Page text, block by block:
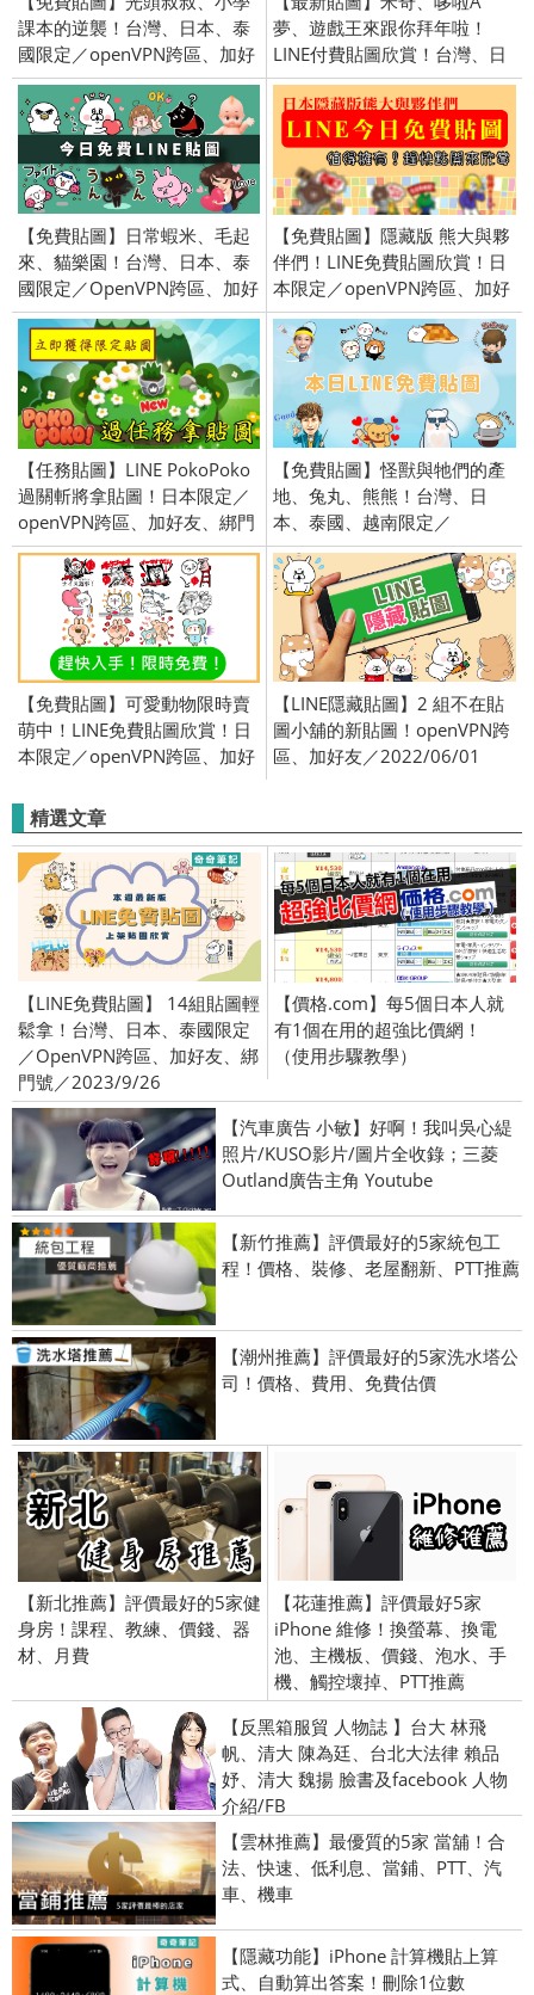
課本的逆襲！台灣、日本、泰
國限定／openVPN跨區、加好
友、綁門號／2017/2/7
夢、遊戲王來跟你拜年啦！
LINE付費貼圖欣賞！台灣、日
本、泰國限定／openVPN跨區
／2015/12/31
【免費貼圖】日常蝦米、毛起
來、貓樂園！台灣、日本、泰
國限定／OpenVPN跨區、加好
友、綁門號／2021/7/6
【免費貼圖】隱藏版 熊大與夥
伴們！LINE免費貼圖欣賞！日
本限定／openVPN跨區、加好
友、綁門號／2016/9/2
【任務貼圖】LINE PokoPoko
過關斬將拿貼圖！日本限定／
openVPN跨區、加好友、綁門
號／2015/11/17
【免費貼圖】怪獸與牠們的產
地、兔丸、熊熊！台灣、日
本、泰國、越南限定／
openVPN跨區、加好友、綁門
號／2018/11/20
【免費貼圖】可愛動物限時賣
萌中！LINE免費貼圖欣賞！日
本限定／openVPN跨區、加好
【LINE隱藏貼圖】2 組不在貼
圖小舖的新貼圖！openVPN跨
區、加好友／2022/06/01
精選文章
【LINE免費貼圖】 14組貼圖輕
鬆拿！台灣、日本、泰國限定
／OpenVPN跨區、加好友、綁
門號／2023/9/26
【價格.com】每5個日本人就
有1個在用的超強比價網！
（使用步驟教學）
【汽車廣告 小敏】好啊！我叫吳心緹
照片/KUSO影片/圖片全收錄；三菱
Outland廣告主角 Youtube
【新竹推薦】評價最好的5家統包工
程！價格、裝修、老屋翻新、PTT推薦
【潮州推薦】評價最好的5家洗水塔公
司！價格、費用、免費估價
【新北推薦】評價最好的5家健
身房！課程、教練、價錢、器
材、月費
【花蓮推薦】評價最好5家
iPhone 維修！換螢幕、換電
池、主機板、價錢、泡水、手
機、觸控壞掉、PTT推薦
【反黑箱服貿 人物誌 】台大 林飛
帆、清大 陳為廷、台北大法律 賴品
妤、清大 魏揚 臉書及facebook 人物
介紹/FB
【雲林推薦】最優質的5家 當舖！合
法、快速、低利息、當鋪、PTT、汽
車、機車
【隱藏功能】iPhone 計算機貼上算
式、自動算出答案！刪除1位數